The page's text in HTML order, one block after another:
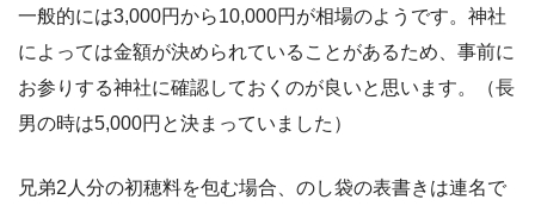
一般的には3,000円から10,000円 が相場のようです。神社
によっては金額が決められていることがあるため、事前に
お参りする神社に確認しておくのが良いと思います。（長
男の時は5,000円と決まっていました）
兄弟2人分の初穂料を包む場合、のし袋の表書きは連名で